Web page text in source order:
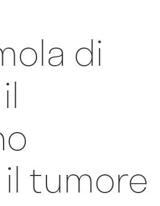
di
tumore